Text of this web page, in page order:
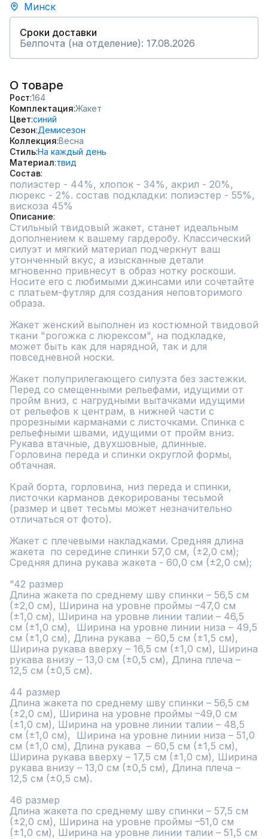
Минск
Сроки доставки
Белпочта (на отделение): 17.08.2026
О товаре
Рост 164
Комплектация Жакет
Цвет синий
Сезон Демисезон
Коллекция Весна
СтильНа каждый день
Материал твид
Состав
полиэстер - 44%, хлопок - 34%, акрил - 20%,
люрекс - 2%. состав подкладки: полиэстер - 55%,
вискоза 45%
Описание
Стильный твидовый жакет, станет идеальным
дополнением к вашему гардеробу. Классический
силуэт и мягкий материал подчеркнут ваш
утонченный вкус, а изысканные детали
мгновенно привнесут в образ нотку роскоши.
Носите его с любимыми джинсами или сочетайте
с платьем-футляр для создания неповторимого
образа.
Жакет женский выполнен из костюмной твидовой
ткани "рогожка с люрексом", на подкладке,
может быть как для нарядной, так и для
повседневной носки.
Жакет полуприлегающего силуэта без застежки.
Перед со смещенными рельефами, идущими от
пройм вниз, с нагрудными вытачками идущими
от рельефов к центрам, в нижней части с
прорезными карманами с листочками. Спинка с
рельефными швами, идущими от пройм вниз.
Рукава втачные, двухшовные, длинные.
Горловина переда и спинки округлой формы,
обтачная.
Край борта, горловина, низ переда и спинки,
листочки карманов декорированы тесьмой
(размер и цвет тесьмы может незначительно
отличаться от фото).
Жакет с плечевыми накладками. Средняя длина
жакета  по середине спинки 57,0 см, (±2,0 см);
Средняя длина рукава жакета - 60,0 см (±2,0 см);
"42 размер
Длина жакета по среднему шву спинки – 56,5 см
(±2,0 см), Ширина на уровне проймы –47,0 см
(±1,0 см), Ширина на уровне линии талии – 46,5
см (±1,0 см),  Ширина на уровне линии низа – 49,5
см (±1,0 см), Длина рукава  – 60,5 см (±1,5 см),
Ширина рукава вверху – 16,5 см (±1,0 см), Ширина
рукава внизу – 13,0 см (±0,5 см), Длина плеча –
12,5 см (±0,5 см).
44 размер
Длина жакета по среднему шву спинки – 56,5 см
(±2,0 см), Ширина на уровне проймы –49,0 см
(±1,0 см), Ширина на уровне линии талии – 48,5
см (±1,0 см),  Ширина на уровне линии низа – 51,0
см (±1,0 см), Длина рукава  – 60,5 см (±1,5 см),
Ширина рукава вверху – 17,5 см (±1,0 см), Ширина
рукава внизу – 13,0 см (±0,5 см), Длина плеча –
12,5 см (±0,5 см).
46 размер
Длина жакета по среднему шву спинки – 57,5 см
(±2,0 см), Ширина на уровне проймы –51,0 см
(±1,0 см), Ширина на уровне линии талии – 51,5 см